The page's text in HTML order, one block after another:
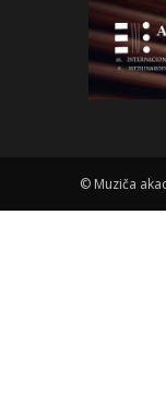
© Muziča